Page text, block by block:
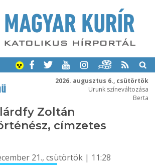
2026. augusztus 6., csütörtök
Urunk színeváltozása
Berta
Zoltán
címzetes
21., csütörtök | 11:28